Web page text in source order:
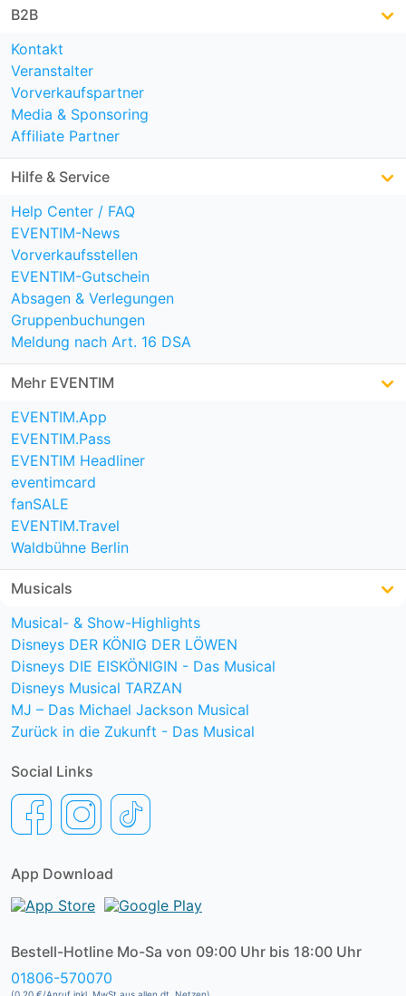
B2B
Kontakt
Veranstalter
Vorverkaufspartner
Media & Sponsoring
Affiliate Partner
Hilfe & Service
Help Center / FAQ
EVENTIM-News
Vorverkaufsstellen
EVENTIM-Gutschein
Absagen & Verlegungen
Gruppenbuchungen
Meldung nach Art. 16 DSA
Mehr EVENTIM
EVENTIM.App
EVENTIM.Pass
EVENTIM Headliner
eventimcard
fanSALE
EVENTIM.Travel
Waldbühne Berlin
Musicals
Musical- & Show-Highlights
Disneys DER KÖNIG DER LÖWEN
Disneys DIE EISKÖNIGIN - Das Musical
Disneys Musical TARZAN
MJ – Das Michael Jackson Musical
Zurück in die Zukunft - Das Musical
Social Links
App Download
Bestell-Hotline Mo-Sa von 09:00 Uhr bis 18:00 Uhr
01806-570070